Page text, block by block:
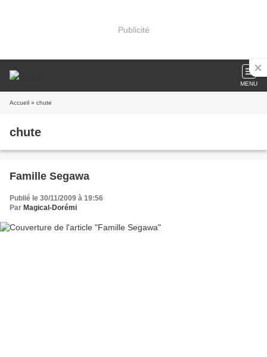
Publicité
MENU
Accueil » chute
chute
Famille Segawa
Publié le 30/11/2009 à 19:56
Par Magical-Dorémi